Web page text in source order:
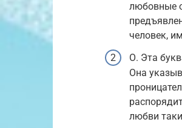
любовные
человек,
О. Эта
Она
любви